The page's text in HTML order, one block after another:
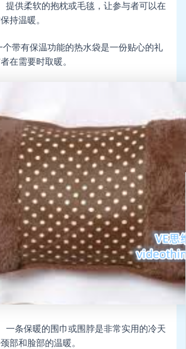
提供柔软的抱枕或毛毯，让参与者可以在
持温暖。
个带有保温功能的热水袋是一份贴心的礼
在需要时取暖。
一条保暖的围巾或围脖是非常实用的冷天
部和脸部的温暖。